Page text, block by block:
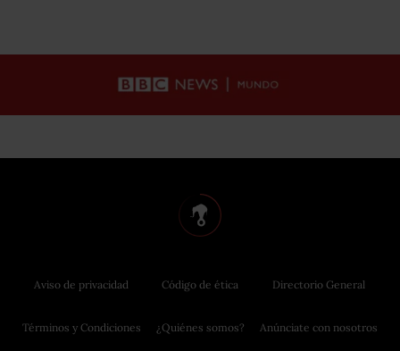
Aviso de privacidad
Términos y Condiciones
Código de ética
¿Quiénes somos?
Directorio General
Anúnciate con nosotros